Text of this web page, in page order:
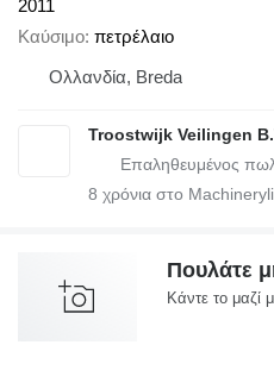
2011
Καύσιμο πετρέλαιο
Ολλανδία, Breda
Troostwijk Veilingen
8 χρόνια στο
Πουλάτε
Κάντε το μαζί